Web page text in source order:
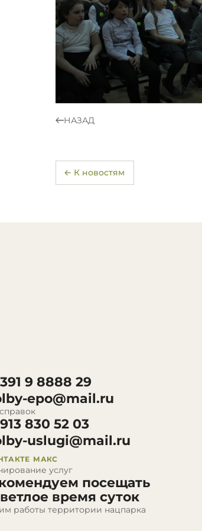
НАЗАД
← К новостям
9 8888 29
epo@mail.ru
830 52 03
uslugi@mail.ru
МАКС
услуг
посещать
время суток
работы территории нацпарка